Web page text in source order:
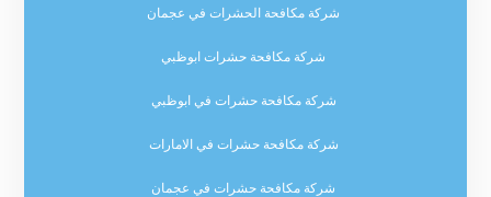
شركة مكافحة الحشرات في عجمان
شركة مكافحة حشرات ابوظبي
شركة مكافحة حشرات في ابوظبي
شركة مكافحة حشرات في الامارات
شركة مكافحة حشرات في عجمان